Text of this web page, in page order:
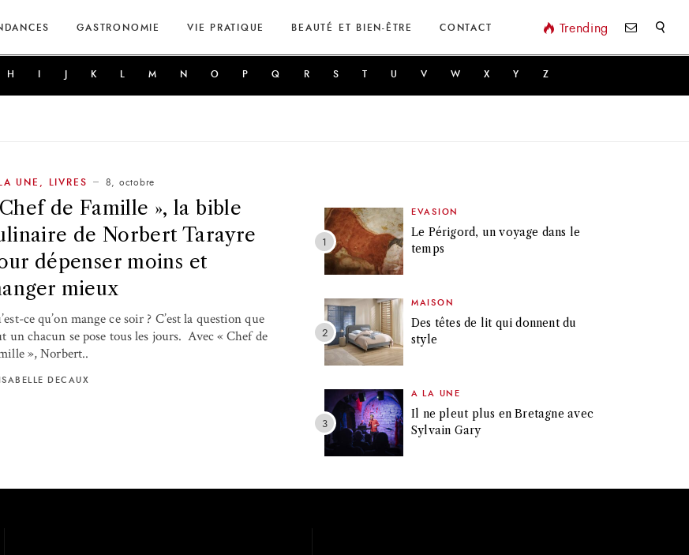
GASTRONOMIE VIE PRATIQUE BEAUTÉ ET BIEN-ÊTRE CONTACT Trending
H K M N O P Q R S T U V W X Y Z
UNE LIVRES 8, octobre
de Famille », la bible
de Norbert Tarayre
dépenser moins et
mieux
ce qu’on mange ce soir ? C’est la question que
un chacun se pose tous les jours. Avec « Chef de
», Norbert..
ISABELLE DECAUX
EVASION
Le Périgord, un voyage dans le
temps
MAISON
Des têtes de lit qui donnent du
style
A LA UNE
Il ne pleut plus en Bretagne avec
Sylvain Gary